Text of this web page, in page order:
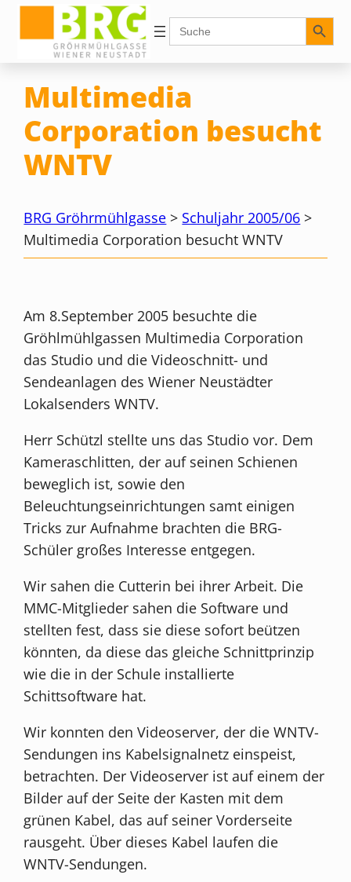
Inhalt
springen
Search
for:
Search Button
Multimedia
Corporation besucht
WNTV
BRG Gröhrmühlgasse > Schuljahr 2005/06 >
Multimedia Corporation besucht WNTV
Am 8.September 2005 besuchte die
Gröhlmühlgassen Multimedia Corporation
das Studio und die Videoschnitt- und
Sendeanlagen des Wiener Neustädter
Lokalsenders WNTV.
Herr Schützl stellte uns das Studio vor. Dem
Kameraschlitten, der auf seinen Schienen
beweglich ist, sowie den
Beleuchtungseinrichtungen samt einigen
Tricks zur Aufnahme brachten die BRG-
Schüler großes Interesse entgegen.
Wir sahen die Cutterin bei ihrer Arbeit. Die
MMC-Mitglieder sahen die Software und
stellten fest, dass sie diese sofort beützen
könnten, da diese das gleiche Schnittprinzip
wie die in der Schule installierte
Schittsoftware hat.
Wir konnten den Videoserver, der die WNTV-
Sendungen ins Kabelsignalnetz einspeist,
betrachten. Der Videoserver ist auf einem der
Bilder auf der Seite der Kasten mit dem
grünen Kabel, das auf seiner Vorderseite
rausgeht. Über dieses Kabel laufen die
WNTV-Sendungen.